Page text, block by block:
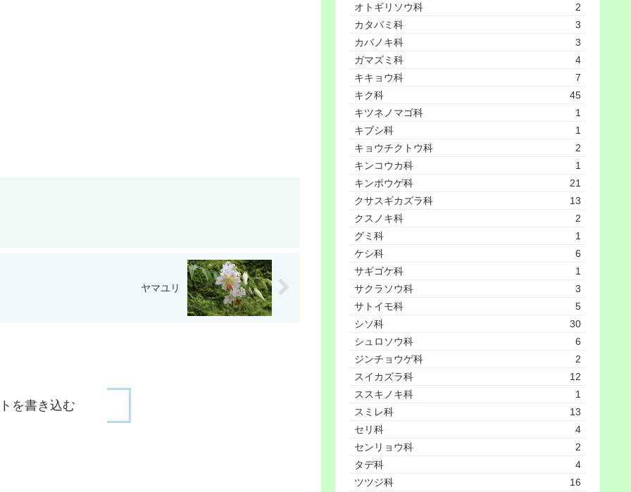
ヤマユリ
を書き込む
オトギリソウ科
2
カタバミ科
3
カバノキ科
3
ガマズミ科
4
キキョウ科
7
キク科
45
キツネノマゴ科
1
キブシ科
1
キョウチクトウ科
2
キンコウカ科
1
キンポウゲ科
21
クサスギカズラ科
13
クスノキ科
2
グミ科
1
ケシ科
6
サギゴケ科
1
サクラソウ科
3
サトイモ科
5
シソ科
30
シュロソウ科
6
ジンチョウゲ科
2
スイカズラ科
12
ススキノキ科
1
スミレ科
13
セリ科
4
センリョウ科
2
タデ科
4
ツツジ科
16